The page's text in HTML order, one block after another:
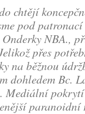
chtějí
pod
Onderky NBA.,
přes
na běžnou
dohledem Bc.
Mediální
paranoidní